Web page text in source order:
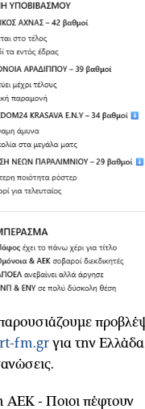
fm.gr για την Ελλάδα
ΑΕΚ - Ποιοι πέφτουν